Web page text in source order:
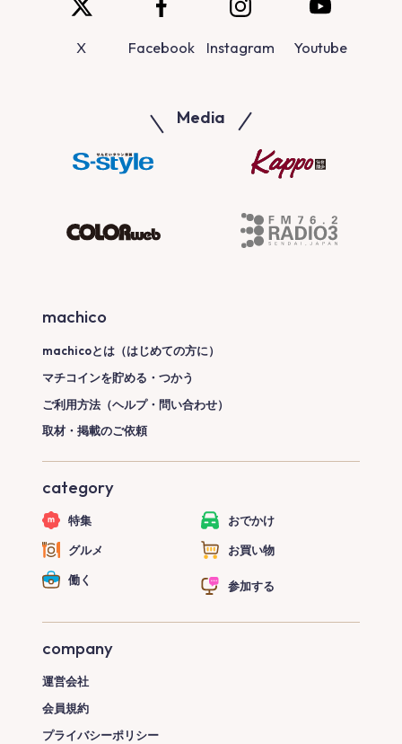
X Facebook Instagram Youtube
Media
machico
machicoとは（はじめての方に）
マチコインを貯める・つかう
ご利用方法（ヘルプ・問い合わせ）
取材・掲載のご依頼
category
特集 おでかけ
グルメ お買い物
働く 参加する
company
運営会社
会員規約
プライバシーポリシー